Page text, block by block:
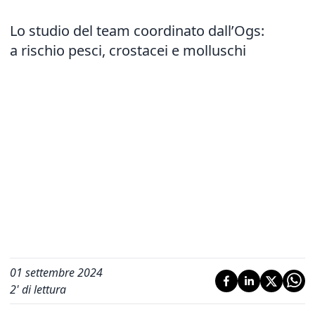
Lo studio del team coordinato dall’Ogs:
a rischio pesci, crostacei e molluschi
01 settembre 2024
2' di lettura